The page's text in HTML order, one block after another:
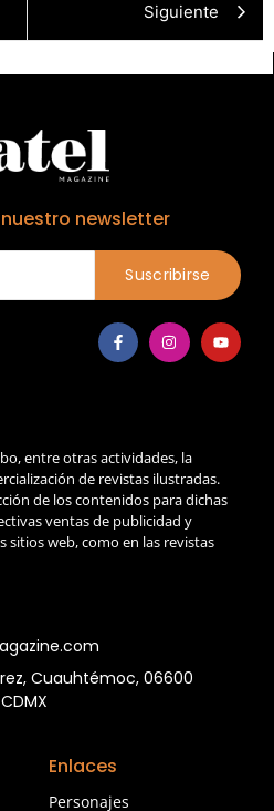
Siguiente
newsletter
Suscribirse
entre otras actividades, la
de revistas ilustradas.
de los contenidos para dichas
ventas de publicidad y
sitios web, como en las revistas
Cuauhtémoc, 06600
Enlaces
Personajes